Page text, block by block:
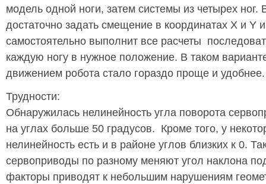
модель одной ноги, затем системы из четырех ног.
достаточно задать смещение в координатах X и Y
самостоятельно выполнит все расчеты
каждую ногу в нужное положение. В таком
движением робота стало гораздо проще и удобнее.
Трудности:
Обнаружилась нелинейность угла поворота
на углах больше 50 градусов. Кроме того, у
нелинейность есть и в районе углов близких к 0.
сервоприводы по разному меняют угол наклона
факторы приводят к небольшим нарушениям